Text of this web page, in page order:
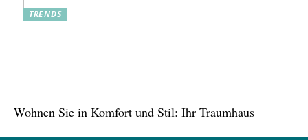
TRENDS
Wohnen Sie in Komfort und Stil: Ihr Traumhaus